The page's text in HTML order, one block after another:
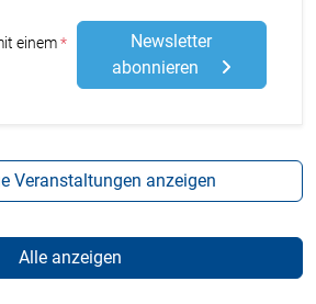
einem Stern
Newsletter
abonnieren
Veranstaltungen anzeigen
Alle anzeigen